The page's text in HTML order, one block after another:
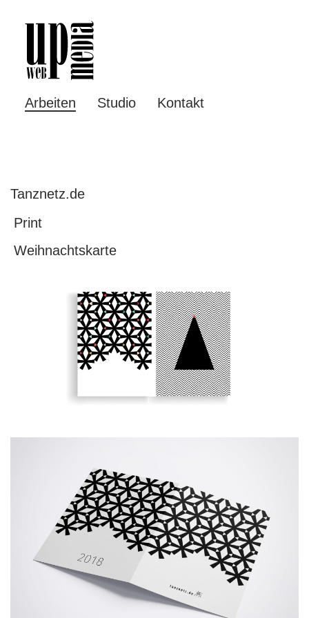
Arbeiten Studio Kontakt
Tanznetz.de
Print
Weihnachtskarte